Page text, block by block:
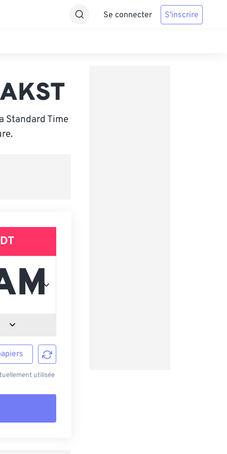
Se connecter S'inscrire
Standard Time
utilisée